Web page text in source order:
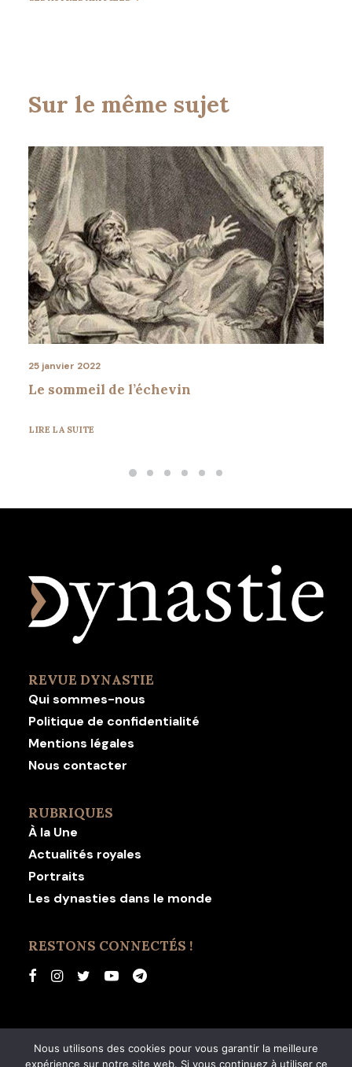
Sur le même sujet
25 janvier 2022
Le sommeil de l’échevin
LIRE LA SUITE
REVUE DYNASTIE
Qui sommes-nous
Politique de confidentialité
Mentions légales
Nous contacter
RUBRIQUES
À la Une
Actualités royales
Portraits
Les dynasties dans le monde
RESTONS CONNECTÉS !
Nous utilisons des cookies pour vous garantir la meilleure
expérience sur notre site web. Si vous continuez à utiliser ce